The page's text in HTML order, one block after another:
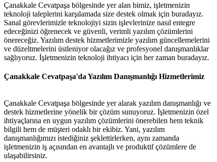
Çanakkale Cevatpaşa bölgesinde yer alan bimiz, işletmenizin
teknoloji taleplerini karşılamada size destek olmak için buradayız.
Sanal görevlerimizle teknolojiyi sizin işlevlerinize nasıl entegre
edeceğinizi öğrenecek ve güvenli, verimli yazılım çözümlerini
önereceğiz. Yazılım destek hizmetlerimizle yazılım güncellemelerini
ve düzeltmelerini üstleniyor olacağız ve profesyonel danışmanlıklar
sağlıyoruz. İşletmenizin teknoloji ihtiyacı için her zaman buradayız.
Çanakkale Cevatpaşa'da Yazılım Danışmanlığı Hizmetlerimiz
Çanakkale Cevatpaşa bölgesinde yer alarak yazılım danışmanlığı ve
destek hizmetlerine yönelik bir çözüm sunuyoruz. İşletmenizin özel
ihtiyaçlarına en uygun yazılım çözümlerini önerebilen hem teknik
bilgili hem de müşteri odaklı bir ekibiz. Yani, yazılım
danışmanlığımızı istediğiniz şeklettirlerken, aynı zamanda
işletmenizin iş açısından en avantajlı ve produktif çözümlere de
ulaşabilirsiniz.